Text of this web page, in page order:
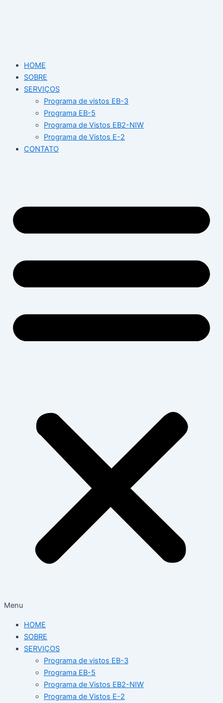
HOME
SOBRE
SERVIÇOS
Programa de vistos EB-3
Programa EB-5
Programa de Vistos EB2-NIW
Programa de Vistos E-2
CONTATO
Menu
HOME
SOBRE
SERVIÇOS
Programa de vistos EB-3
Programa EB-5
Programa de Vistos EB2-NIW
Programa de Vistos E-2